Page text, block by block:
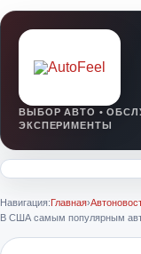
Навигация:Главная›
В США самым популярным